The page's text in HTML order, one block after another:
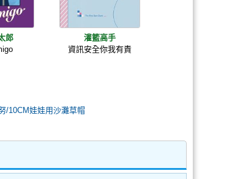
郎
灌籃高手
資訊安全你我有責
/10CM娃娃用沙灘草帽